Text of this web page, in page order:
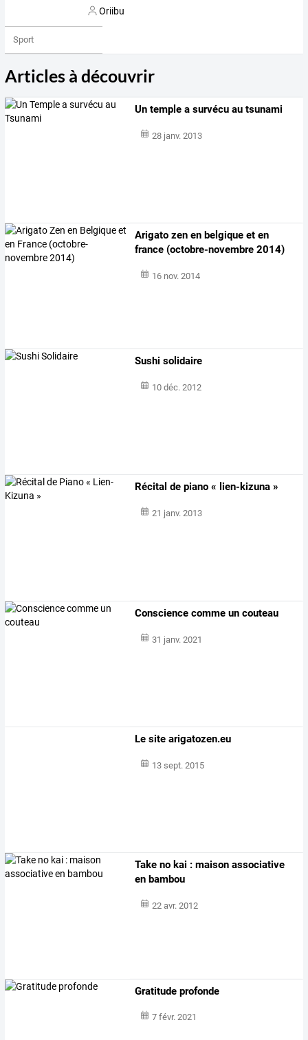
Oriibu
Sport
Articles à découvrir
Un temple a survécu au tsunami
28 janv. 2013
Arigato zen en belgique et en
france (octobre-novembre 2014)
16 nov. 2014
Sushi solidaire
10 déc. 2012
Récital de piano « lien-kizuna »
21 janv. 2013
Conscience comme un couteau
31 janv. 2021
Le site arigatozen.eu
13 sept. 2015
Take no kai : maison associative
en bambou
22 avr. 2012
Gratitude profonde
7 févr. 2021